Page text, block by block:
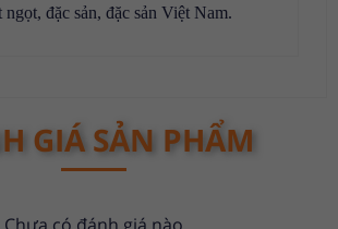
ngọt, đặc sản, đặc sản Việt Nam.
GIÁ SẢN PHẨM